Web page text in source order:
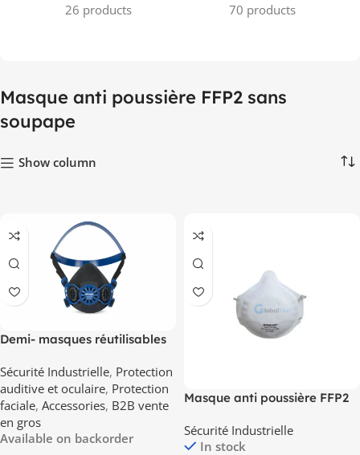
26 products
70 products
Masque anti poussière FFP2 sans
soupape
Show column
Demi- masques réutilisables
Sécurité Industrielle, Protection
auditive et oculaire, Protection
faciale, Accessories, B2B vente
en gros
Available on backorder
Masque anti poussière FFP2
Sécurité Industrielle
In stock